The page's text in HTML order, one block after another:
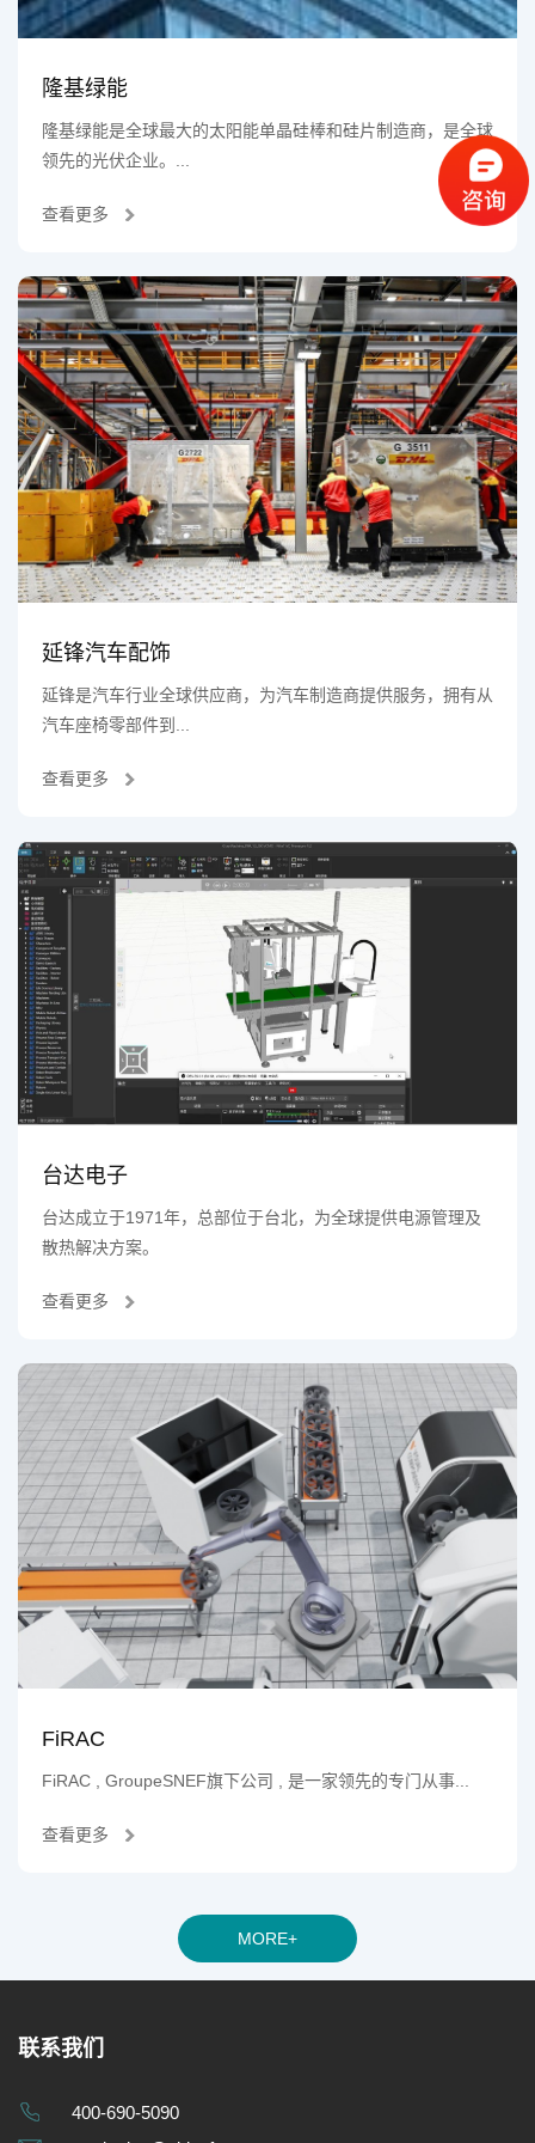
隆基绿能
隆基绿能是全球最大的太阳能单晶硅棒和硅片制造商，是全球
领先的光伏企业。...
查看更多
延锋汽车配饰
延锋是汽车行业全球供应商，为汽车制造商提供服务，拥有从
汽车座椅零部件到...
查看更多
台达电子
台达成立于1971年，总部位于台北，为全球提供电源管理及
散热解决方案。
查看更多
FiRAC
FiRAC , GroupeSNEF旗下公司 , 是一家领先的专门从事...
查看更多
联系我们
400-690-5090